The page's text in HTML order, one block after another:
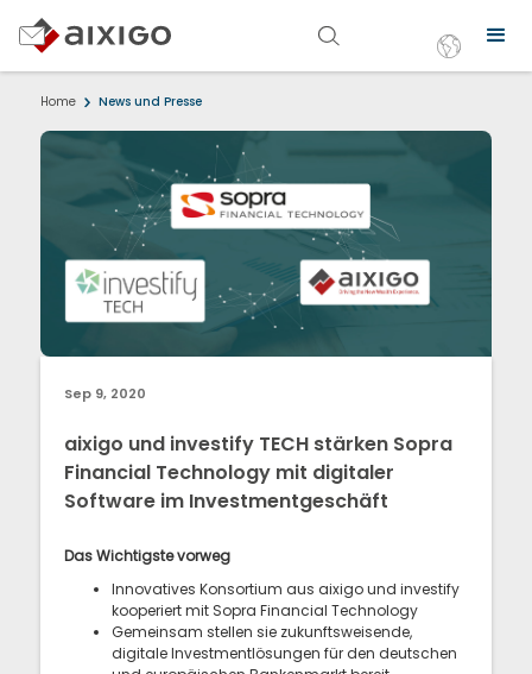
Home News und Presse
Sep 9, 2020
aixigo und investify TECH stärken Sopra
Financial Technology mit digitaler
Software im Investmentgeschäft
Das Wichtigste vorweg
Innovatives Konsortium aus aixigo und investify
kooperiert mit Sopra Financial Technology
Gemeinsam stellen sie zukunftsweisende,
digitale Investmentlösungen für den deutschen